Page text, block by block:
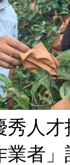
人才
業者